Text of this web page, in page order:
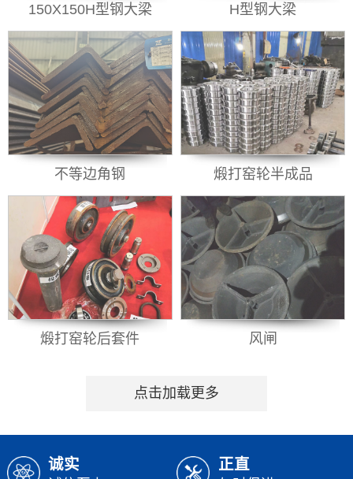
150X150H型钢大梁 H型钢大梁
不等边角钢 煅打窑轮半成品
煅打窑轮后套件 风闸
点击加载更多
诚实 正直